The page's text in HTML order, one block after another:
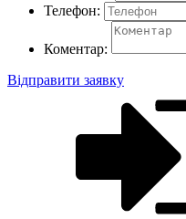
Телефон:
Коментар:
Відправити заявку